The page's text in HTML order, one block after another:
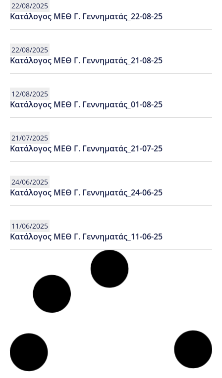
22/08/2025
Κατάλογος ΜΕΘ Γ. Γεννηματάς_22-08-25
22/08/2025
Κατάλογος ΜΕΘ Γ. Γεννηματάς_21-08-25
12/08/2025
Κατάλογος ΜΕΘ Γ. Γεννηματάς_01-08-25
21/07/2025
Κατάλογος ΜΕΘ Γ. Γεννηματάς_21-07-25
24/06/2025
Κατάλογος ΜΕΘ Γ. Γεννηματάς_24-06-25
11/06/2025
Κατάλογος ΜΕΘ Γ. Γεννηματάς_11-06-25